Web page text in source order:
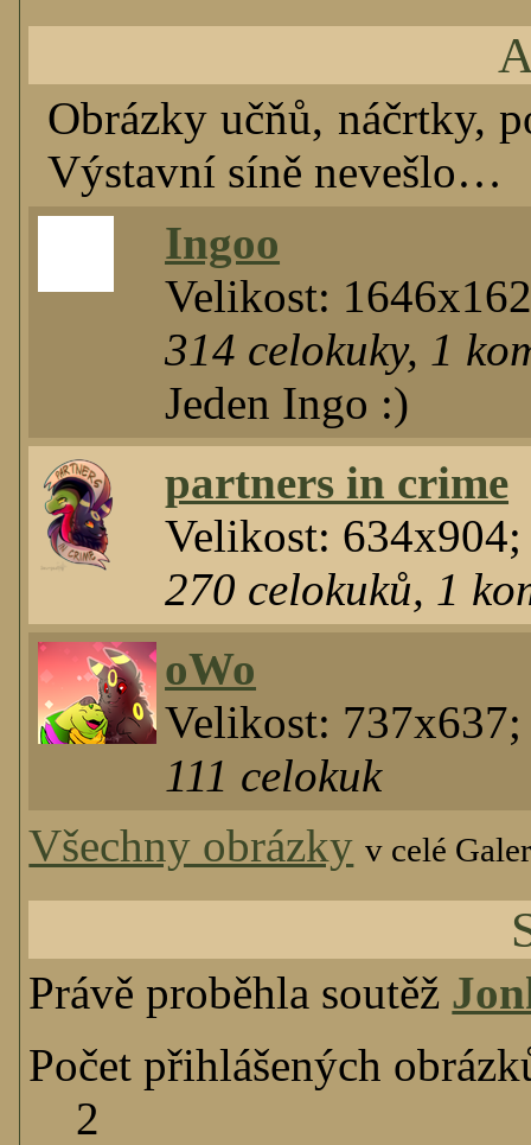
Obrázky učňů, náčrtky,
Výstavní síně nevešlo…
Ingoo
Velikost:
314 celokuky, 1
Jeden Ingo :)
partners in crime
Velikost:
270 celokuků, 1
oWo
Velikost:
111 celokuk
Všechny obrázky v celé
Právě proběhla soutěž
Počet přihlášených
2